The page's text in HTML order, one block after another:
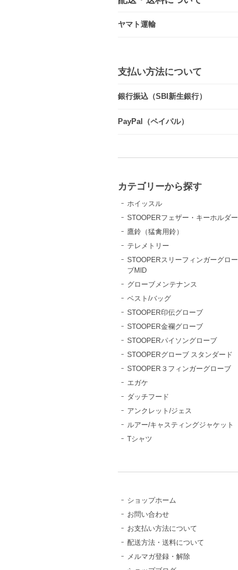
ヤマト運輸
支払い方法について
銀行振込（SBI新生銀行）
PayPal（ペイパル）
カテゴリーから探す
ホイッスル
STOOPERフェザー・キーホルダー
鷹鈴（猛禽用鈴）
テレメトリー
STOOPERスリーフィンガーグロー
ブMID
グローブメンテナンス
ベスト/バッグ
STOOPER印伝グローブ
STOOPER金襴グローブ
STOOPERパイソングローブ
STOOPERグローブ スタンダード
STOOPER３フィンガーグローブ
エガケ
ダッチフード
アンクレット/ジェス
ルアー/キャスティングジャケット
Tシャツ
ショップホーム
お問い合わせ
お支払い方法について
配送方法・送料について
メルマガ登録・解除